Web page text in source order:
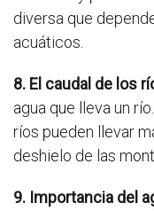
diversa que
acuáticos.
8. El caudal de los
agua que lleva un
ríos pueden llevar
deshielo de las
9. Importancia del